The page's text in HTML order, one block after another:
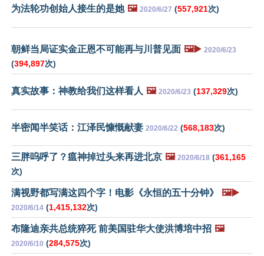
为法轮功创始人接生的是她 🖼️ 2020/6/27 (557,921次)
朝鲜当局证实金正恩不可能再与川普见面 🖼️▶️ 2020/6/23
(394,897次)
真实故事：神教给我们这样看人 🖼️ 2020/6/23 (137,329次)
半密闻半笑话：江泽民慷慨献妻 2020/6/22 (568,183次)
三胖呜呼了？瘟神掉过头来再进北京 🖼️ 2020/6/18 (361,165
次)
满视野都写满这四个字！电影《永恒的五十分钟》 🖼️▶️
2020/6/14 (1,415,132次)
布隆迪亲共总统猝死 前美国驻华大使洪博培中招 🖼️
2020/6/10 (284,575次)